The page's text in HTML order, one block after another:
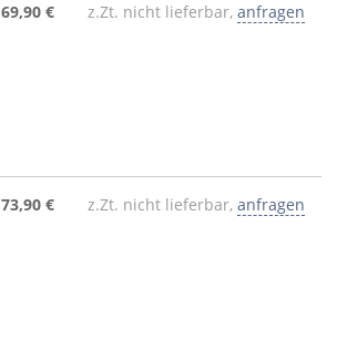
69,90 € z.Zt. nicht lieferbar, anfragen
73,90 € z.Zt. nicht lieferbar, anfragen